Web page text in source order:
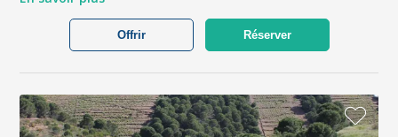
Réserver
Offrir